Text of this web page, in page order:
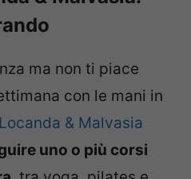
ma non ti piace
con le mani in
& Malvasia
uno o più corsi